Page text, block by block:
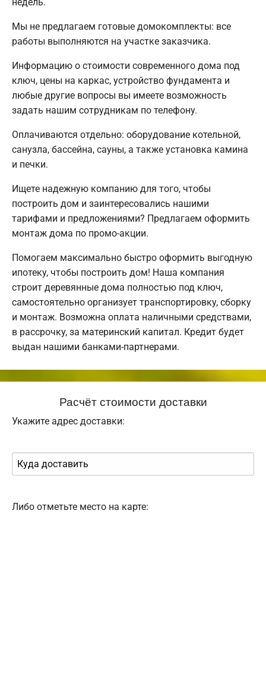
Мы не предлагаем готовые домокомплекты: все
работы выполняются на участке заказчика.
Информацию о стоимости современного дома под
ключ, цены на каркас, устройство фундамента и
любые другие вопросы вы имеете возможность
задать нашим сотрудникам по телефону.
Оплачиваются отдельно: оборудование котельной,
санузла, бассейна, сауны, а также установка камина
и печки.
Ищете надежную компанию для того, чтобы
построить дом и заинтересовались нашими
тарифами и предложениями? Предлагаем оформить
монтаж дома по промо-акции.
Помогаем максимально быстро оформить выгодную
ипотеку, чтобы построить дом! Наша компания
строит деревянные дома полностью под ключ,
самостоятельно организует транспортировку, сборку
и монтаж. Возможна оплата наличными средствами,
в рассрочку, за материнский капитал. Кредит будет
выдан нашими банками-партнерами.
Расчёт стоимости доставки
Укажите адрес доставки:
Либо отметьте место на карте: